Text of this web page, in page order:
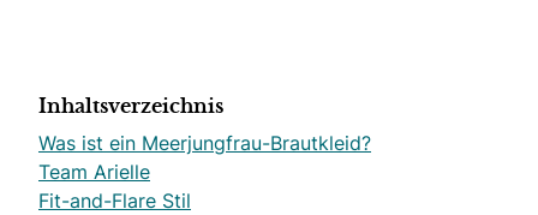
Inhaltsverzeichnis
Was ist ein Meerjungfrau-Brautkleid?
Team Arielle
Fit-and-Flare Stil